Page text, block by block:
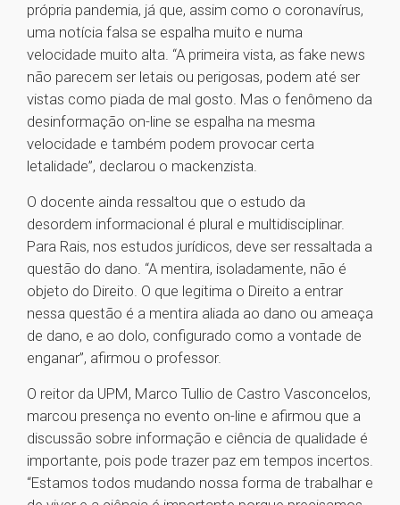
própria pandemia, já que, assim como o coronavírus,
uma notícia falsa se espalha muito e numa
velocidade muito alta. “A primeira vista, as fake news
não parecem ser letais ou perigosas, podem até ser
vistas como piada de mal gosto. Mas o fenômeno da
desinformação on-line se espalha na mesma
velocidade e também podem provocar certa
letalidade”, declarou o mackenzista.
O docente ainda ressaltou que o estudo da
desordem informacional é plural e multidisciplinar.
Para Rais, nos estudos jurídicos, deve ser ressaltada a
questão do dano. “A mentira, isoladamente, não é
objeto do Direito. O que legitima o Direito a entrar
nessa questão é a mentira aliada ao dano ou ameaça
de dano, e ao dolo, configurado como a vontade de
enganar”, afirmou o professor.
O reitor da UPM, Marco Tullio de Castro Vasconcelos,
marcou presença no evento on-line e afirmou que a
discussão sobre informação e ciência de qualidade é
importante, pois pode trazer paz em tempos incertos.
“Estamos todos mudando nossa forma de trabalhar e